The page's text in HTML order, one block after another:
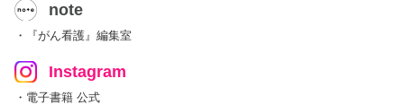
note
・『がん看護』編集室
Instagram
・電子書籍 公式